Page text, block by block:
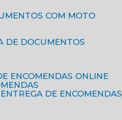
COM MOTO
DE DOCUMENTOS
ENCOMENDAS ONLINE
ENTREGA DE ENCOMENDAS